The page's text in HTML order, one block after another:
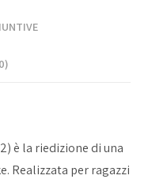
è la riedizione di una
Realizzata per ragazzi